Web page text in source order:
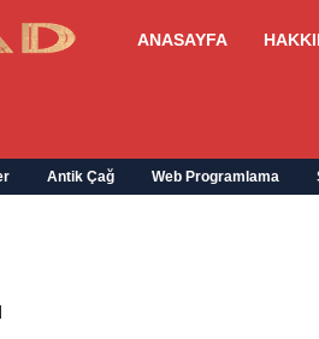
ANASAYFA
Antik Çağ Web Programlama